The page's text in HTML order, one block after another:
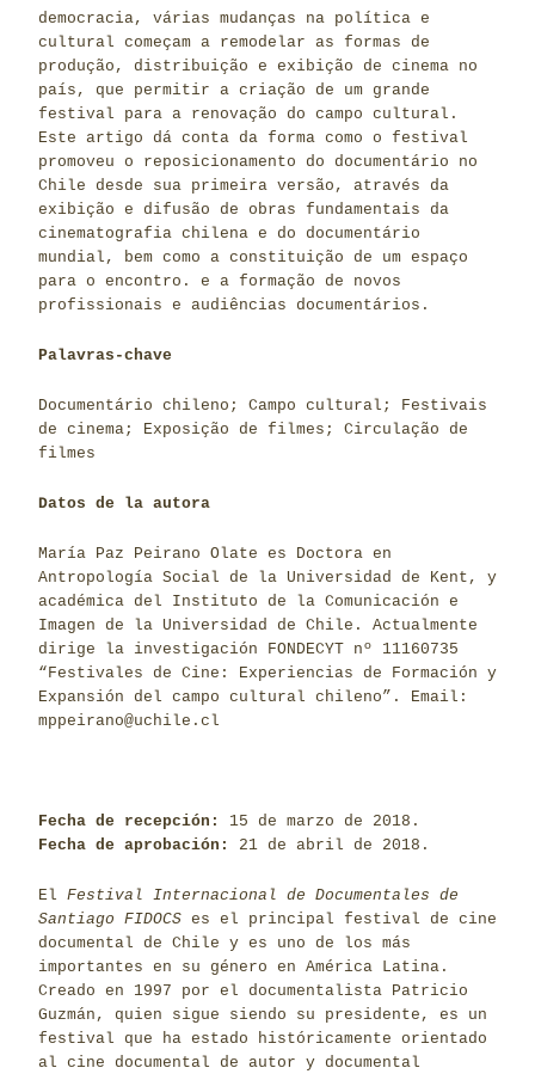
democracia, várias mudanças na política e
cultural começam a remodelar as formas de
produção, distribuição e exibição de cinema no
país, que permitir a criação de um grande
festival para a renovação do campo cultural.
Este artigo dá conta da forma como o festival
promoveu o reposicionamento do documentário no
Chile desde sua primeira versão, através da
exibição e difusão de obras fundamentais da
cinematografia chilena e do documentário
mundial, bem como a constituição de um espaço
para o encontro. e a formação de novos
profissionais e audiências documentários.
Palavras-chave
Documentário chileno; Campo cultural; Festivais
de cinema; Exposição de filmes; Circulação de
filmes
Datos de la autora
María Paz Peirano Olate es Doctora en
Antropología Social de la Universidad de Kent, y
académica del Instituto de la Comunicación e
Imagen de la Universidad de Chile. Actualmente
dirige la investigación FONDECYT nº 11160735
“Festivales de Cine: Experiencias de Formación y
Expansión del campo cultural chileno”. Email:
mppeirano@uchile.cl
Fecha de recepción: 15 de marzo de 2018.
Fecha de aprobación:
21 de abril de 2018.
El Festival Internacional de Documentales de
Santiago FIDOCS es el principal festival de cine
documental de Chile y es uno de los más
importantes en su género en América Latina.
Creado en 1997 por el documentalista Patricio
Guzmán, quien sigue siendo su presidente, es un
festival que ha estado históricamente orientado
al cine documental de autor y documental